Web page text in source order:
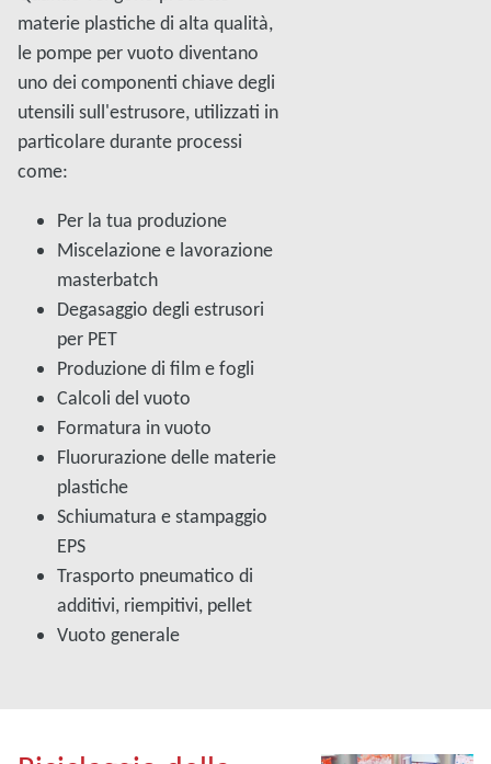
materie plastiche di alta qualità,
le pompe per vuoto diventano
uno dei componenti chiave degli
utensili sull'estrusore, utilizzati in
particolare durante processi
come:
Per la tua produzione
Miscelazione e lavorazione
masterbatch
Degasaggio degli estrusori
per PET
Produzione di film e fogli
Calcoli del vuoto
Formatura in vuoto
Fluorurazione delle materie
plastiche
Schiumatura e stampaggio
EPS
Trasporto pneumatico di
additivi, riempitivi, pellet
Vuoto generale